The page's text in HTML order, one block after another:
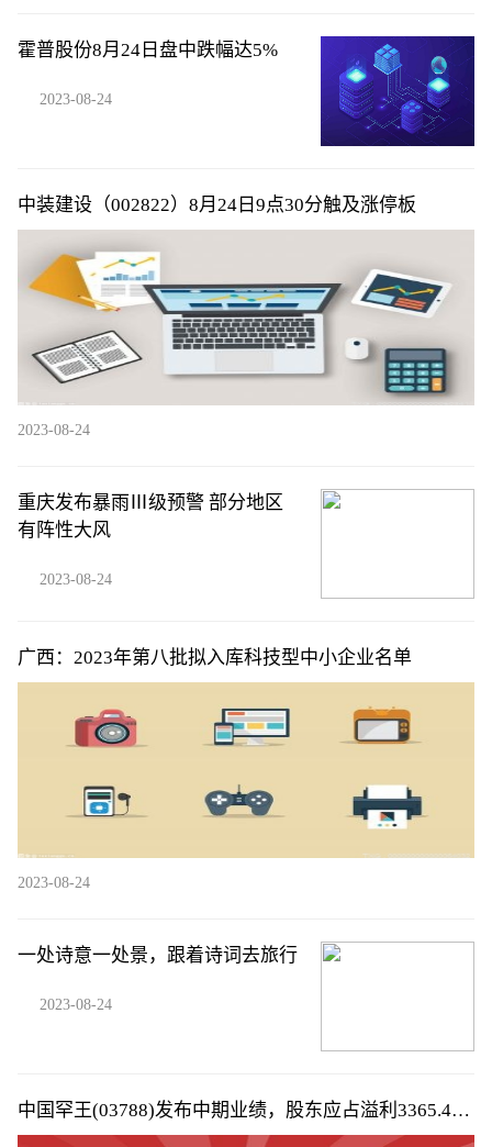
霍普股份8月24日盘中跌幅达5%
2023-08-24
中装建设（002822）8月24日9点30分触及涨停板
2023-08-24
重庆发布暴雨Ⅲ级预警 部分地区
有阵性大风
2023-08-24
广西：2023年第八批拟入库科技型中小企业名单
2023-08-24
一处诗意一处景，跟着诗词去旅行
2023-08-24
中国罕王(03788)发布中期业绩，股东应占溢利3365.4万
元，同比减少29.64%，拟派中期息每股0.02港元